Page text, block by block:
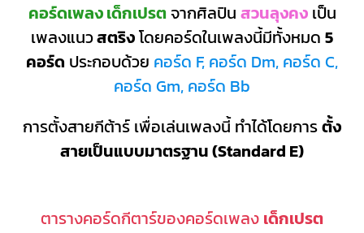
คอร์ดเพลง เด็กเปรตจากศิลปิน สวนลุงคงเป็น
เพลงแนวสตริงโดยคอร์ดในเพลงนี้มีทั้งหมด 5
คอร์ด ประกอบด้วย คอร์ด F, คอร์ด Dm, คอร์ด C,
คอร์ด Gm, คอร์ด Bb
การตั้งสายกีต้าร์ เพื่อเล่นเพลงนี้ ทำได้โดยการตั้ง
สายเป็นแบบมาตรฐาน (Standard E)
ตารางคอร์ดกีตาร์ของคอร์ดเพลง เด็กเปรต